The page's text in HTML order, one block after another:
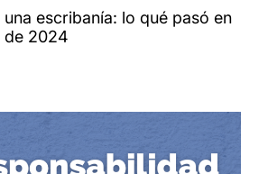
escribanía: lo qué pasó en
de 2024